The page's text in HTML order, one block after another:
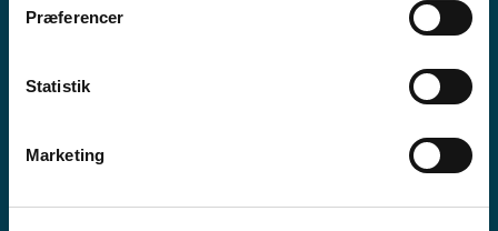
Præferencer
Statistik
Marketing